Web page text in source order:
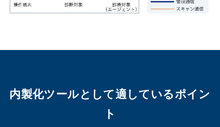
内製化ツールとして適しているポイン
ト